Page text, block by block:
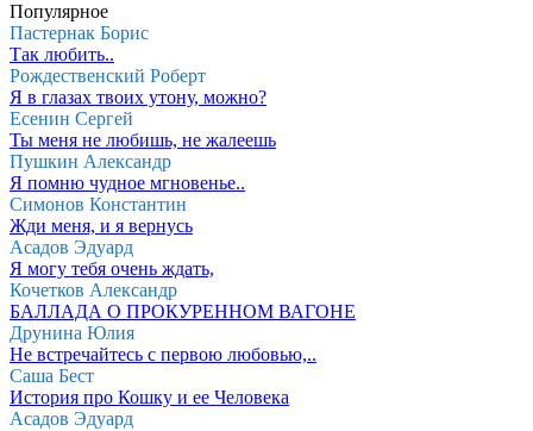
Популярное
Пастернак Борис
Так любить..
Рождественский Роберт
Я в глазах твоих утону, можно?
Есенин Сергей
Ты меня не любишь, не жалеешь
Пушкин Александр
Я помню чудное мгновенье..
Симонов Константин
Жди меня, и я вернусь
Асадов Эдуард
Я могу тебя очень ждать,
Кочетков Александр
БАЛЛАДА О ПРОКУРЕННОМ ВАГОНЕ
Друнина Юлия
Не встречайтесь с первою любовью,..
Саша Бест
История про Кошку и ее Человека
Асадов Эдуард